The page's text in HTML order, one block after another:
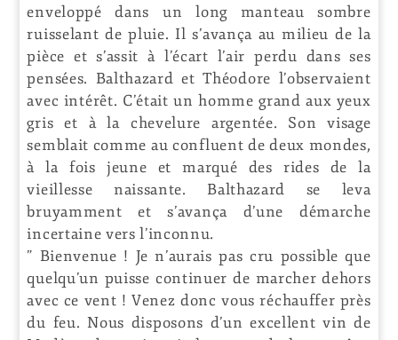
enveloppé dans un long manteau sombre
ruisselant de pluie. Il s’avança au milieu de la
pièce et s’assit à l’écart l’air perdu dans ses
pensées. Balthazard et Théodore l’observaient
avec intérêt. C’était un homme grand aux yeux
gris et à la chevelure argentée. Son visage
semblait comme au confluent de deux mondes,
à la fois jeune et marqué des rides de la
vieillesse naissante. Balthazard se leva
bruyamment et s’avança d’une démarche
incertaine vers l’inconnu.
” Bienvenue ! Je n’aurais pas cru possible que
quelqu’un puisse continuer de marcher dehors
avec ce vent ! Venez donc vous réchauffer près
du feu. Nous disposons d’un excellent vin de